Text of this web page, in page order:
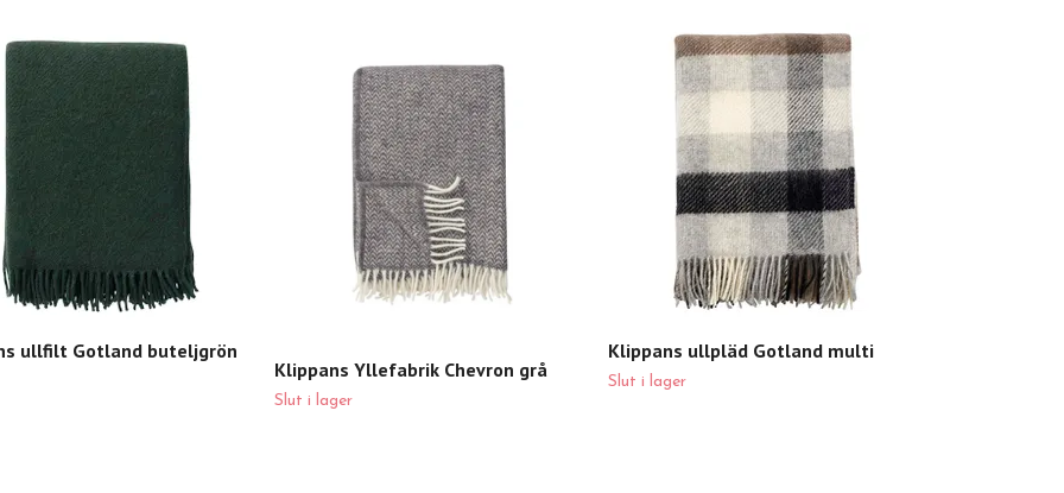
ullfilt Gotland buteljgrön
Klippans Yllefabrik Chevron grå
Slut i lager
Klippans ullpläd Gotland multi
Slut i lager